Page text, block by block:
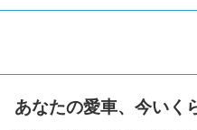
あなたの愛車、今いく